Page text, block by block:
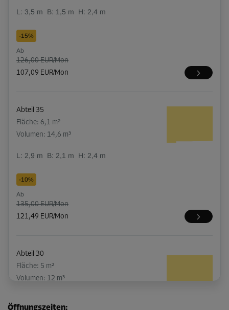
L: 3,5 m B: 1,5 m H: 2,4 m
-15%
Ab
126,00 EUR/Mon
107,09 EUR/Mon
Abteil 35
Fläche: 6,1 m²
Volumen: 14,6 m³
L: 2,9 m B: 2,1 m H: 2,4 m
-10%
Ab
135,00 EUR/Mon
121,49 EUR/Mon
Abteil 30
Fläche: 5 m²
Volumen: 12 m³
Öffnungszeiten: